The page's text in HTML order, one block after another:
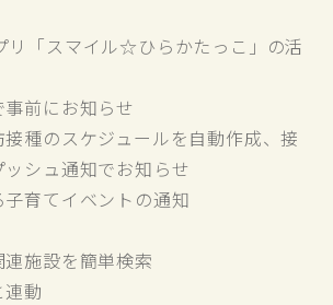
リ「スマイル☆ひらかたっこ」の活
前にお知らせ
種のスケジュールを自動作成、接
シュ通知でお知らせ
育てイベントの通知
施設を簡単検索
動